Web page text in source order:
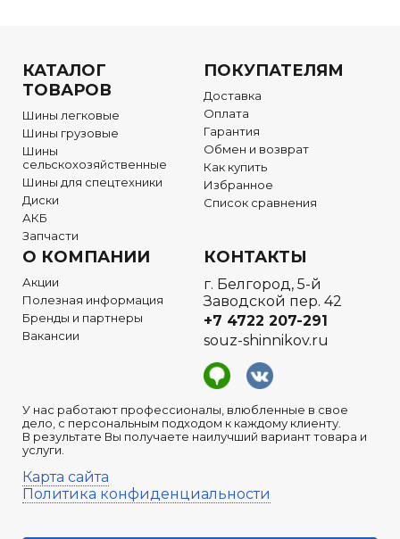
КАТАЛОГ
ТОВАРОВ
Шины легковые
Шины грузовые
Шины
сельскохозяйственные
Шины для спецтехники
Диски
АКБ
Запчасти
ПОКУПАТЕЛЯМ
Доставка
Оплата
Гарантия
Обмен и возврат
Как купить
Избранное
Список сравнения
О КОМПАНИИ
Акции
Полезная информация
Бренды и партнеры
Вакансии
У нас работают профессионалы, влюбленные в свое
дело, с персональным подходом к каждому клиенту.
В результате Вы получаете наилучший вариант товара и
услуги.
Карта сайта
Политика конфиденциальности
КОНТАКТЫ
г. Белгород, 5-й
Заводской пер. 42
+7 4722 207-291
souz-shinnikov.ru